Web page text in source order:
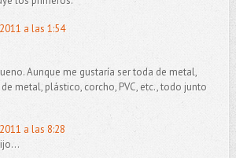
a las 1:54
Aunque me gustaría ser toda de metal,
metal, plástico, corcho, PVC, etc., todo junto
a las 8:28